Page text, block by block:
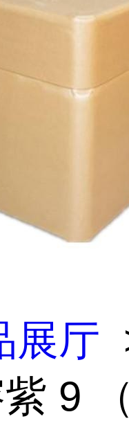
展厅
9